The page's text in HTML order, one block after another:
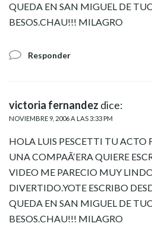
QUEDA EN SAN MIGUEL DE
BESOS.CHAU!!! MILAGRO
Responder
victoria fernandez dice:
NOVIEMBRE 9, 2006 A LAS 3:33 PM
HOLA LUIS PESCETTI TU ACTO
UNA COMPAÃ‘ERA QUIERE
VIDEO ME PARECIO MUY
DIVERTIDO.YOTE ESCRIBO
QUEDA EN SAN MIGUEL DE
BESOS.CHAU!!! MILAGRO